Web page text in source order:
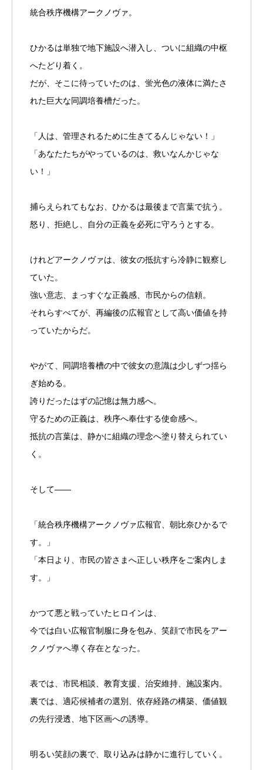
統合秩序機構アークノヴァ。
ひかるは単独で地下施設へ潜入し、ついに組織の中枢
へたどり着く。
だが、そこに待っていたのは、蛍光色の液体に満たさ
れた巨大な同調培養槽だった。
「人は、管理されるために生きてるんじゃない！」
「あなたたちがやっているのは、救いなんかじゃな
い！」
捕らえられてもなお、ひかるは最後まで言葉で抗う。
怒り、拒絶し、自分の正義を必死に守ろうとする。
けれどアークノヴァは、彼女の抵抗すら冷静に観察し
ていた。
強い意志、まっすぐな正義感、市民からの信頼。
それらすべてが、再編後の広報官として高い価値を持
っていたからだ。
やがて、同調培養槽の中で彼女の意識は少しずつ揺ら
ぎ始める。
誇りだったはずの記憶は無力感へ。
守るための正義は、秩序へ奉仕する使命感へ。
抵抗の言葉は、静かに組織の理念へ塗り替えられてい
く。
そして――
「統合秩序機構アークノヴァ広報官、朝比奈ひかるで
す。」
「本日より、市民の皆さまへ正しい秩序をご案内しま
す。」
かつて悪と戦っていたヒロインは、
今では白い広報官制服に身を包み、笑顔で市民をアー
クノヴァへ導く存在となった。
表では、市民相談、教育支援、治安維持、施設案内。
裏では、適応候補者の選別、依存経路の構築、価値観
の先行浸透、地下区画への誘導。
明るい笑顔の裏で、取り込みは静かに進行していく。